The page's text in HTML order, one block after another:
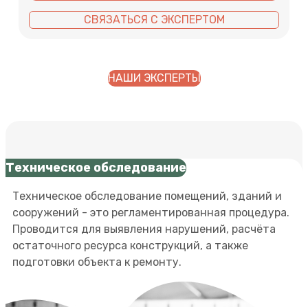
СВЯЗАТЬСЯ С ЭКСПЕРТОМ
НАШИ ЭКСПЕРТЫ
Техническое обследование
Техническое обследование помещений, зданий и
сооружений - это регламентированная процедура.
Проводится для выявления нарушений, расчёта
остаточного ресурса конструкций, а также
подготовки объекта к ремонту.